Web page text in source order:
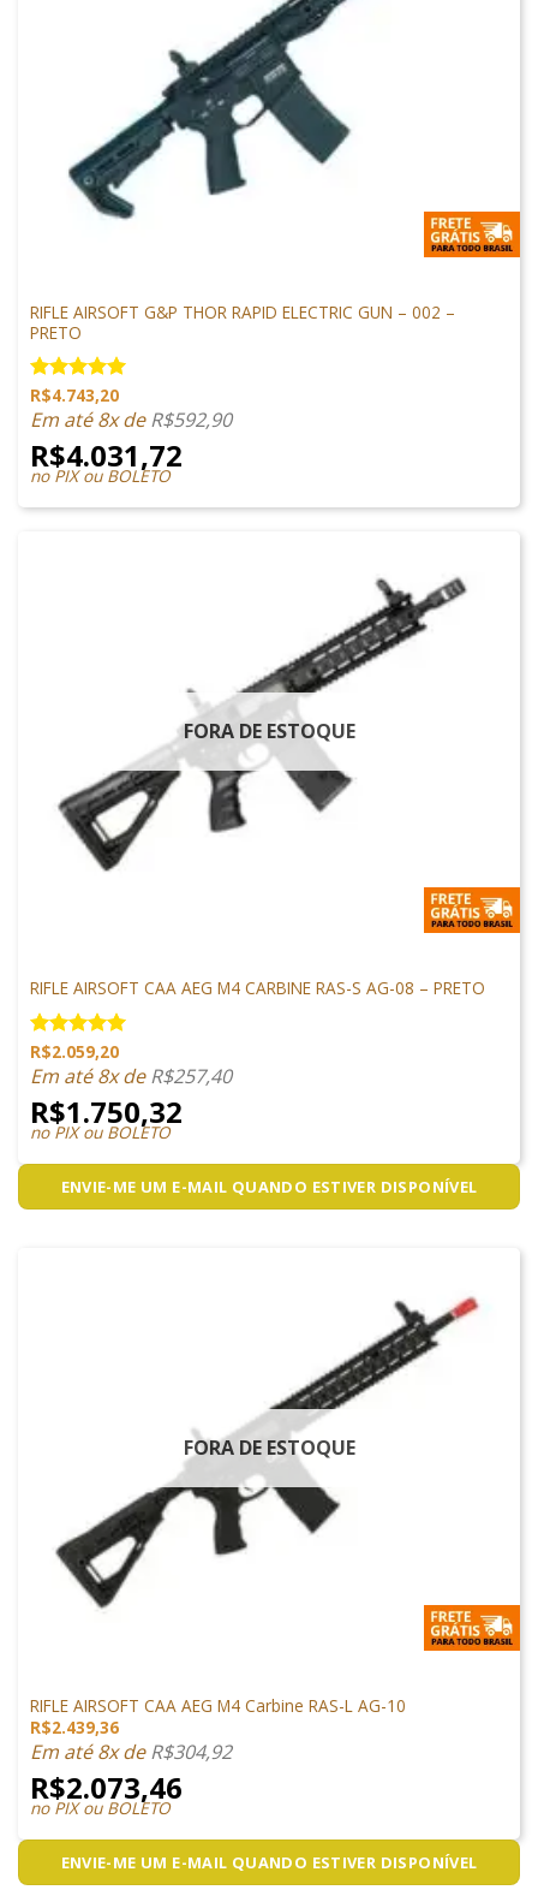
RIFLE AIRSOFT G&P THOR RAPID ELECTRIC GUN – 002 –
PRETO
Avaliação
5.00 de 5
R$4.743,20
Em até 8x deR$592,90
R$4.031,72
no PIX ou BOLETO
FORA DE ESTOQUE
RIFLE AIRSOFT CAA AEG M4 CARBINE RAS-S AG-08 – PRETO
Avaliação
5.00 de 5
R$2.059,20
Em até 8x deR$257,40
R$1.750,32
no PIX ou BOLETO
ENVIE-ME UM E-MAIL QUANDO ESTIVER DISPONÍVEL
FORA DE ESTOQUE
RIFLE AIRSOFT CAA AEG M4 Carbine RAS-L AG-10
R$2.439,36
Em até 8x deR$304,92
R$2.073,46
no PIX ou BOLETO
ENVIE-ME UM E-MAIL QUANDO ESTIVER DISPONÍVEL